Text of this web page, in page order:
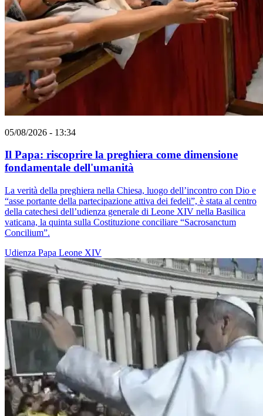
05/08/2026 - 13:34
Il Papa: riscoprire la preghiera come dimensione
fondamentale dell'umanità
La verità della preghiera nella Chiesa, luogo dell’incontro con Dio e
“asse portante della partecipazione attiva dei fedeli”, è stata al centro
della catechesi dell’udienza generale di Leone XIV nella Basilica
vaticana, la quinta sulla Costituzione conciliare “Sacrosanctum
Concilium”.
Udienza Papa Leone XIV